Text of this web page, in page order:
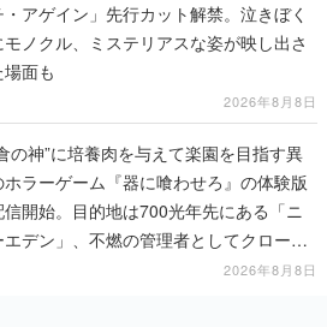
・アゲイン」先行カット解禁。泣きぼく
モノクル、ミステリアスな姿が映し出さ
面も
2026年8月8日
の神”に培養肉を与えて楽園を目指す異
ホラーゲーム『器に喰わせろ』の体験版
信開始。目的地は700光年先にある「ニ
エデン」、不燃の管理者としてクローン
を増やし、加工して神に捧げる2026年8月8日